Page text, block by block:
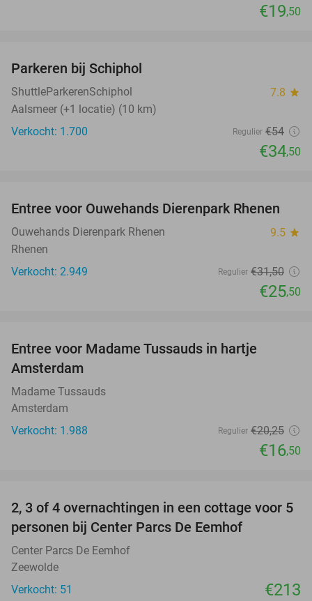
€19,50
Parkeren bij Schiphol
ShuttleParkerenSchiphol 7.8 star
Aalsmeer (+1 locatie) (10 km)
Verkocht: 1.700
Regulier €54
€34,50
19%
Entree voor Ouwehands Dierenpark Rhenen
Ouwehands Dierenpark Rhenen 9.5 star
Rhenen
Verkocht: 2.949
Regulier €31,50
€25,50
Entree voor Madame Tussauds in hartje
Amsterdam
Madame Tussauds
Amsterdam
Verkocht: 1.988
Regulier €20,25
€16,50
2, 3 of 4 overnachtingen in een cottage voor 5
personen bij Center Parcs De Eemhof
Center Parcs De Eemhof
Zeewolde
Verkocht: 51
€213